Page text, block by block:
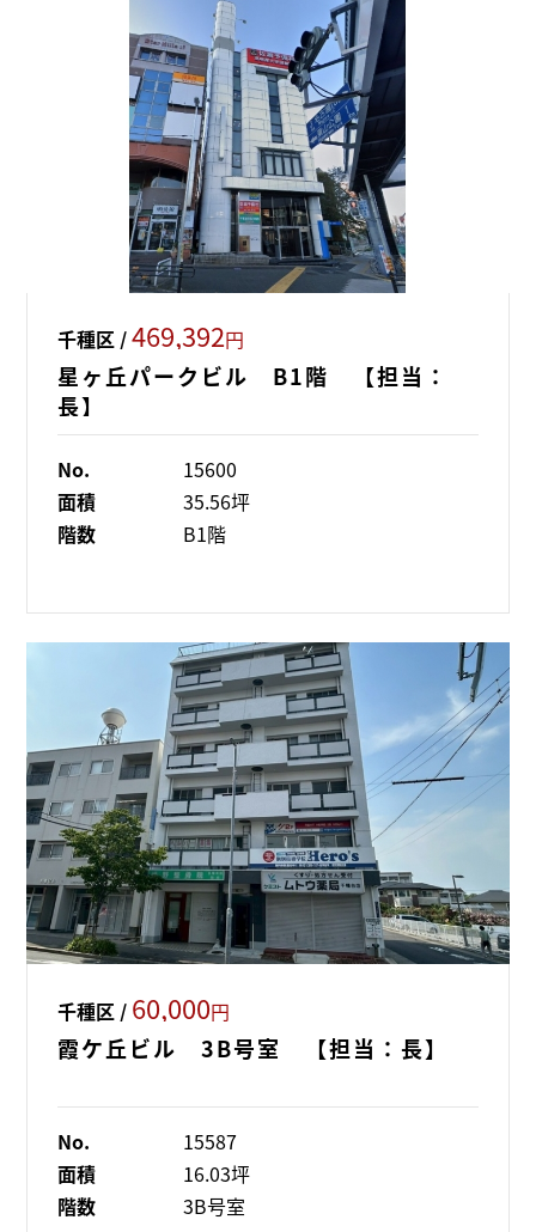
千種区 /469,392円
星ヶ丘パークビル B1階 【担当：
長】
No.
15600
面積
35.56坪
階数
B1階
千種区 / 60,000円
霞ケ丘ビル 3B号室 【担当：長】
No.
15587
面積
16.03坪
階数
3B号室